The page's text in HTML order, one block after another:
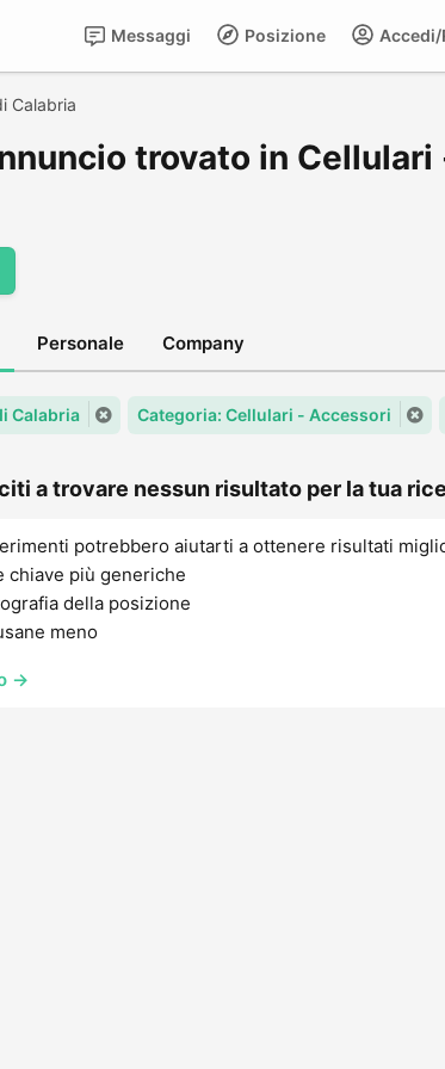
Posizione
Messaggi
Calabria
trovato in
Personale Company
Calabria Categoria: Cellulari - Accessori
a trovare nessun risultato per la tua
potrebbero aiutarti a ottenere risultati
chiave più generiche
della posizione
meno
→